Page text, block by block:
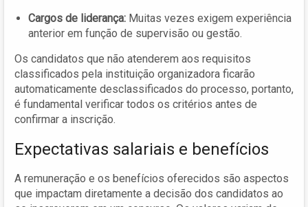
Cargos de liderança: Muitas vezes exigem experiência
anterior em função de supervisão ou gestão.
Os candidatos que não atenderem aos requisitos
classificados pela instituição organizadora ficarão
automaticamente desclassificados do processo, portanto,
é fundamental verificar todos os critérios antes de
confirmar a inscrição.
Expectativas salariais e benefícios
A remuneração e os benefícios oferecidos são aspectos
que impactam diretamente a decisão dos candidatos ao